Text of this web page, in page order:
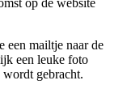
op de website
een mailtje naar de
een leuke foto
gebracht.